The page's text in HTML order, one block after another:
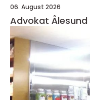
06. August 2026